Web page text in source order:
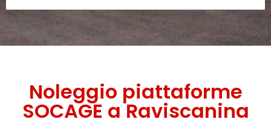
Noleggio piattaforme
SOCAGE a Raviscanina